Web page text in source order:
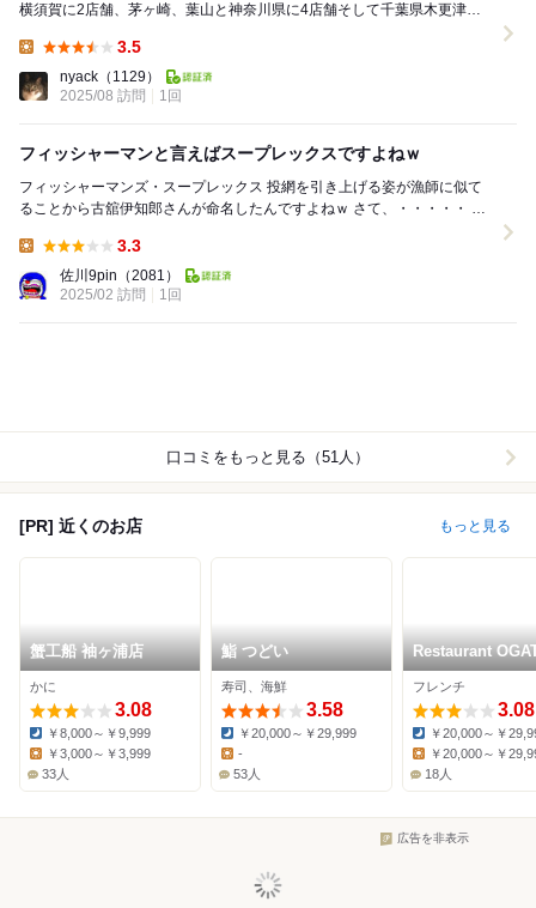
横須賀に2店舗、茅ヶ崎、葉山と神奈川県に4店舗そして千葉県木更津に
3.5
nyack （1129）
2025/08 訪問
1回
フィッシャーマンと言えばスープレックスですよねｗ
フィッシャーマンズ・スープレックス 投網を引き上げる姿が漁師に似て
ることから古舘伊知郎さんが命名したんですよねｗ さて、・・・・・ 課
3.3
佐川9pin （2081）
2025/02 訪問
1回
口コミをもっと見る（51人）
[PR] 近くのお店 もっと見る
蟹工船 袖ヶ浦店
かに
3.08
Dinner:
￥8,000～￥9,999
Lunch:
￥3,000～￥3,999
33人
鮨 つどい
寿司、海鮮
3.58
Dinner:
￥20,000～￥29,999
Lunch:
-
53人
Restaurant
フレンチ
3.08
Dinner:
￥20,000～￥
Lunch:
￥20,000～￥
18人
広告を非表示